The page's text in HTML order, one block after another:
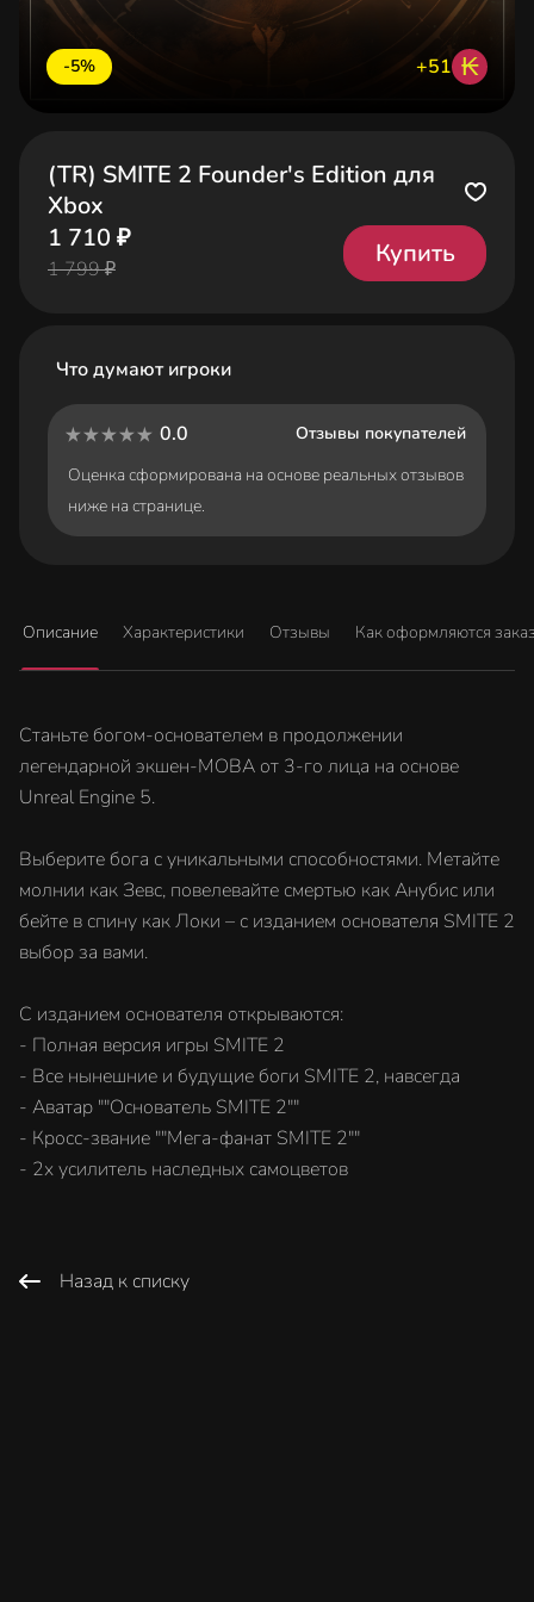
-5% +51 ₭
(TR) SMITE 2 Founder's Edition для
Xbox
1 710 ₽
1 799 ₽
Купить
Что думают игроки
0.0
Отзывы покупателей
Оценка сформирована на основе реальных отзывов
ниже на странице.
Описание Характеристики Отзывы Как оформляются
Станьте богом-основателем в продолжении
легендарной экшен-MOBA от 3-го лица на основе
Unreal Engine 5.
Выберите бога с уникальными способностями. Метайте
молнии как Зевс, повелевайте смертью как Анубис или
бейте в спину как Локи – с изданием основателя SMITE 2
выбор за вами.
С изданием основателя открываются:
- Полная версия игры SMITE 2
- Все нынешние и будущие боги SMITE 2, навсегда
- Аватар ""Основатель SMITE 2""
- Кросс-звание ""Мега-фанат SMITE 2""
- 2x усилитель наследных самоцветов
Назад к списку